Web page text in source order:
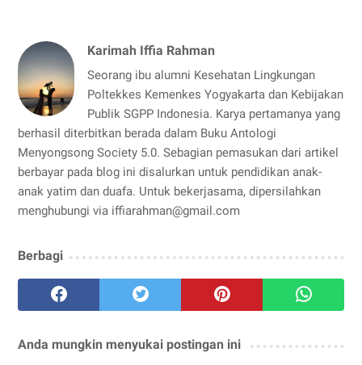
Karimah Iffia Rahman
Seorang ibu alumni Kesehatan Lingkungan
Poltekkes Kemenkes Yogyakarta dan Kebijakan
Publik SGPP Indonesia. Karya pertamanya yang
berhasil diterbitkan berada dalam Buku Antologi
Menyongsong Society 5.0. Sebagian pemasukan dari artikel
berbayar pada blog ini disalurkan untuk pendidikan anak-
anak yatim dan duafa. Untuk bekerjasama, dipersilahkan
menghubungi via iffiarahman@gmail.com
Berbagi
Anda mungkin menyukai postingan ini